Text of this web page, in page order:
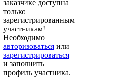
заказчике доступна
только
зарегистрированным
участникам!
Необходимо
авторизоваться или
зарегистрироваться
и заполнить
профиль участника.